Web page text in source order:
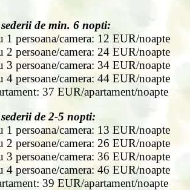
de min. 6 nopti:
1 persoana/camera: 12 EUR/noapte
2 persoane/camera: 24 EUR/noapte
3 persoane/camera: 34 EUR/noapte
4 persoane/camera: 44 EUR/noapte
37 EUR/apartament/noapte
de 2-5 nopti:
1 persoana/camera: 13 EUR/noapte
2 persoane/camera: 26 EUR/noapte
3 persoane/camera: 36 EUR/noapte
4 persoane/camera: 46 EUR/noapte
39 EUR/apartament/noapte